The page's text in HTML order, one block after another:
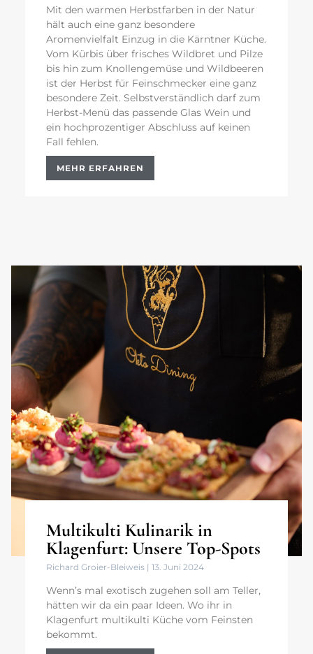
Mit den warmen Herbstfarben in der Natur
hält auch eine ganz besondere
Aromenvielfalt Einzug in die Kärntner Küche.
Vom Kürbis über frisches Wildbret und Pilze
bis hin zum Knollengemüse und Wildbeeren
ist der Herbst für Feinschmecker eine ganz
besondere Zeit. Selbstverständlich darf zum
Herbst-Menü das passende Glas Wein und
ein hochprozentiger Abschluss auf keinen
Fall fehlen.
MEHR ERFAHREN
Multikulti Kulinarik in
Klagenfurt: Unsere Top-Spots
Richard Groier-Bleiweis 13. Juni 2024
Wenn’s mal exotisch zugehen soll am Teller,
hätten wir da ein paar Ideen. Wo ihr in
Klagenfurt multikulti Küche vom Feinsten
bekommt.